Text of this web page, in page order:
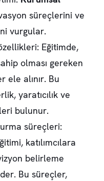
süreçlerini ve
vurgular.
: Eğitimde,
olması gereken
alınır. Bu
yaratıcılık ve
bulunur.
süreçleri:
katılımcılara
belirleme
Bu süreçler,